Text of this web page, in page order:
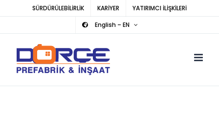
SÜRDÜRÜLEBİLİRLİK KARİYER
YATIRIMCI İLİŞKİLERİ
English – EN